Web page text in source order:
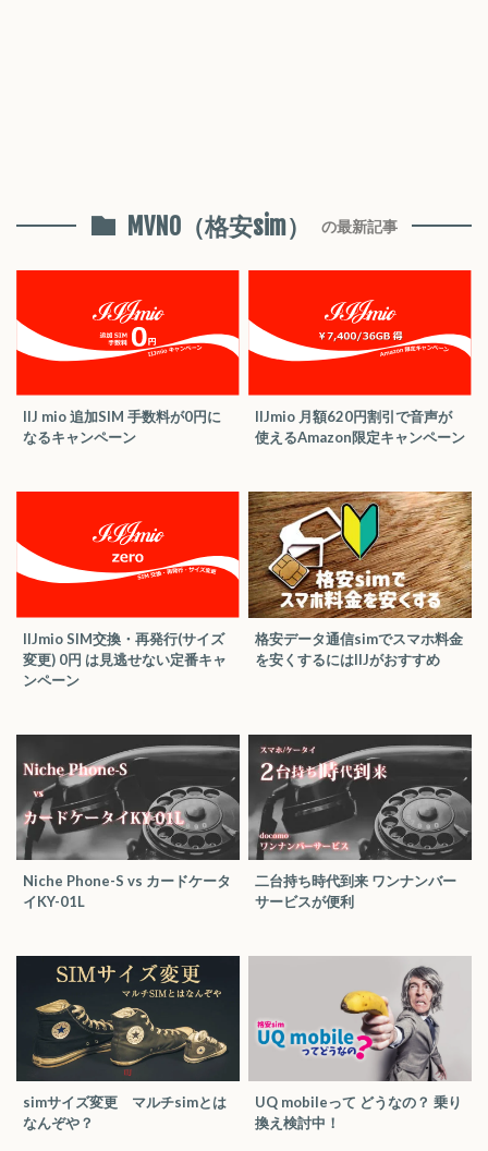
MVNO（格安sim） の最新記事
IIJ mio 追加SIM 手数料が0円に
なるキャンペーン
IIJmio 月額620円割引で音声が
使えるAmazon限定キャンペーン
IIJmio SIM交換・再発行(サイズ
変更) 0円 は見逃せない定番キャ
ンペーン
格安データ通信simでスマホ料金
を安くするにはIIJがおすすめ
Niche Phone-S vs カードケータ
イKY-01L
二台持ち時代到来 ワンナンバー
サービスが便利
simサイズ変更 マルチsimとは
なんぞや？
UQ mobileって どうなの？ 乗り
換え検討中！